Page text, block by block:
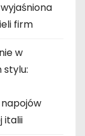
firm
w
stylu:
italii